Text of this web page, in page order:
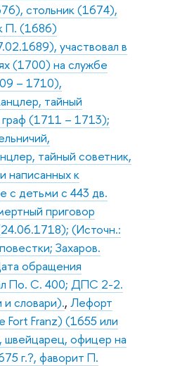
стольник (1674),
П. (1686)
участвовал в
(1700) на службе
– 1710),
тайный
граф (1711 – 1713);
тайный советник,
написанных к
с детьми с 443 дв.
приговор
(Источн.:
Захаров.
обращения
По. С. 400; ДПС 2-2.
словари)., Лефорт
Fort Franz) (1655 или
офицер на
г.?, фаворит П.